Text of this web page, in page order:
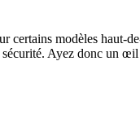
certains modèles haut-
Ayez donc un